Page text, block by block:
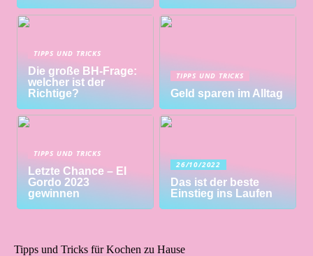
TIPPS UND TRICKS
Die große BH-Frage:
welcher ist der
Richtige?
TIPPS UND TRICKS
Geld sparen im Alltag
TIPPS UND TRICKS
Letzte Chance – El
Gordo 2023
gewinnen
26/10/2022
Das ist der beste
Einstieg ins Laufen
Tipps und Tricks für Kochen zu Hause